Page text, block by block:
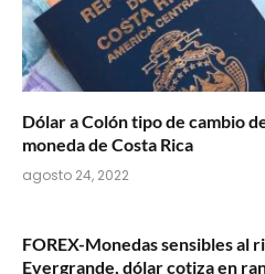
Dólar a Colón tipo de cambio
moneda de Costa Rica
agosto 24, 2022
FOREX-Monedas sensibles al
Evergrande, dólar cotiza en